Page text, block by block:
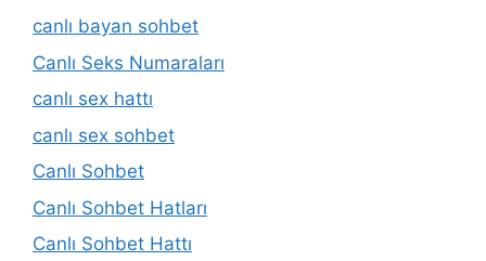
canlı bayan sohbet
Canlı Seks Numaraları
canlı sex hattı
canlı sex sohbet
Canlı Sohbet
Canlı Sohbet Hatları
Canlı Sohbet Hattı